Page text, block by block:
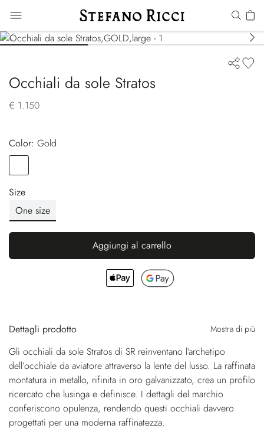
Occhiali da sole Stratos
€ 1.150
Color:
gold
Size
One size
Aggiungi al carrello
Dettagli prodotto Mostra di più
Gli occhiali da sole Stratos di SR reinventano l’archetipo
dell’occhiale da aviatore attraverso la lente del lusso. La raffinata
montatura in metallo, rifinita in oro galvanizzato, crea un profilo
ricercato che lusinga e definisce. I dettagli del marchio
conferiscono opulenza, rendendo questi occhiali davvero
progettati per una moderna raffinatezza.